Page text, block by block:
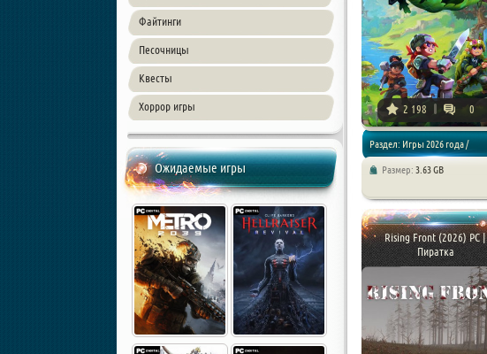
Файтинги
Песочницы
Квесты
Хоррор игры
Ожидаемые игры
2 198 0
Раздел: Игры 2026 года /
Размер: 3.63 GB
Rising Front (2026) PC |
Пиратка